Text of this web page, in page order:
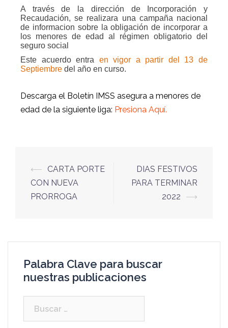
A través de la dirección de Incorporación y
Recaudación, se realizara una campaña nacional
de informacion sobre la obligación de incorporar a
los menores de edad al régimen obligatorio del
seguro social
Este acuerdo entra en vigor a partir del 13 de
Septiembre del año en curso.
Descarga el Boletín IMSS asegura a menores de
edad de la siguiente liga: Presiona Aquí.
⟵
CARTA PORTE
CON NUEVA
PRORROGA
DIAS FESTIVOS
PARA TERMINAR
2022
⟶
Palabra Clave para buscar
nuestras publicaciones